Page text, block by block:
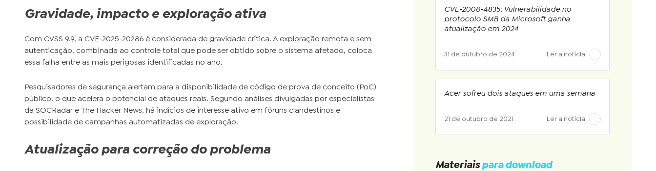
Gravidade, impacto e exploração ativa
Com CVSS 9.9, a CVE-2025-20286 é considerada de gravidade crítica. A exploração remota e sem
autenticação, combinada ao controle total que pode ser obtido sobre o sistema afetado, coloca
essa falha entre as mais perigosas identificadas no ano.
Pesquisadores de segurança alertam para a disponibilidade de código de prova de conceito (PoC)
público, o que acelera o potencial de ataques reais. Segundo análises divulgadas por especialistas
da SOCRadar e The Hacker News, há indícios de interesse ativo em fóruns clandestinos e
possibilidade de campanhas automatizadas de exploração.
Atualização para correção do problema
CVE-2008-4835: Vulnerabilidade no
protocolo SMB da Microsoft ganha
atualização em 2024
31 de outubro de 2024 Ler a notícia
Acer sofreu dois ataques em uma semana
21 de outubro de 2021 Ler a notícia
Materiais para download